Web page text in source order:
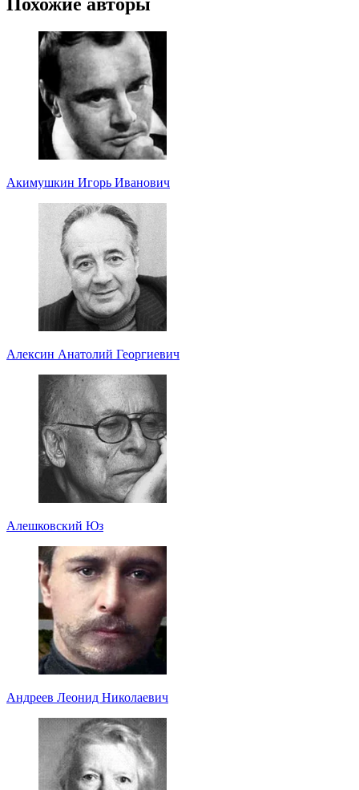
Акимушкин Игорь Иванович
Алексин Анатолий Георгиевич
Алешковский Юз
Андреев Леонид Николаевич